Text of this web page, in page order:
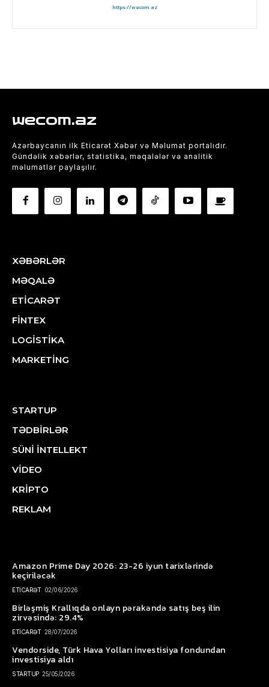
https://wecom.az
wecom.az
Azərbaycanın ilk Eticarət Xəbər və Məlumat portalıdır.
Gündəlik xəbərlər, statistika, məqalələr və analitik
məlumatlar paylaşılır.
XƏBƏRLƏR
MƏQALƏ
ETİCARƏT
FİNTEX
LOGİSTİKA
MARKETİNG
STARTUP
TƏDBİRLƏR
SÜNİ İNTELLEKT
VİDEO
KRİPTO
REKLAM
Amazon Prime Day 2026: 23-26 iyun tarixlərində
keçiriləcək
ETİCARƏT 02/06/2026
Birləşmiş Krallıqda onlayn pərakəndə satış beş ilin
zirvəsində: 29.4%
ETİCARƏT 28/07/2026
Vendorside, Türk Hava Yolları investisiya fondundan
investisiya aldı
STARTUP 25/05/2026